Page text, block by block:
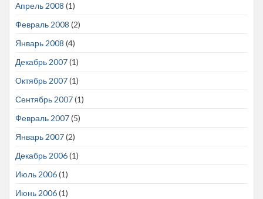
Апрель 2008 (1)
Февраль 2008 (2)
Январь 2008 (4)
Декабрь 2007(1)
Октябрь 2007(1)
Сентябрь 2007(1)
Февраль 2007(5)
Январь 2007(2)
Декабрь 2006(1)
Июль 2006(1)
Июнь 2006(1)